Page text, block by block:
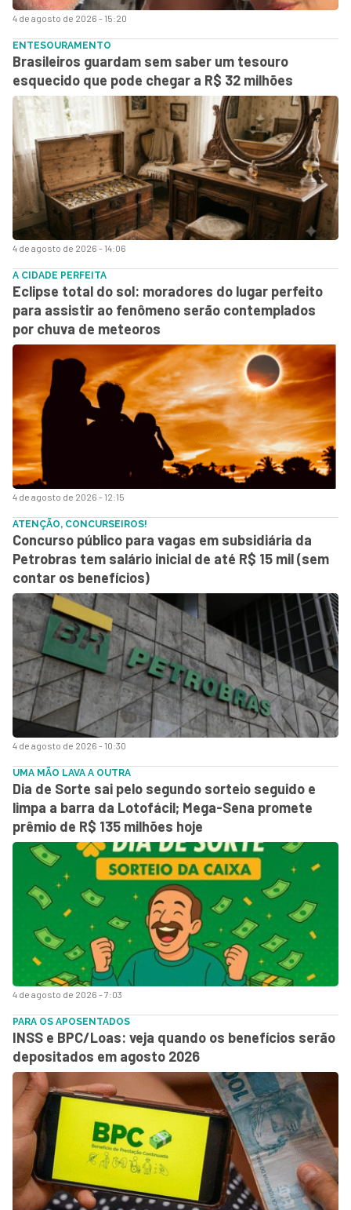
4 de agosto de 2026 - 15:20
4 de agosto de 2026 - 14:06
ENTESOURAMENTO
Brasileiros guardam sem saber um tesouro
esquecido que pode chegar a R$ 32 milhões
4 de agosto de 2026 - 12:15
A CIDADE PERFEITA
Eclipse total do sol: moradores do lugar perfeito
para assistir ao fenômeno serão contemplados
por chuva de meteoros
4 de agosto de 2026 - 10:30
ATENÇÃO, CONCURSEIROS!
Concurso público para vagas em subsidiária da
Petrobras tem salário inicial de até R$ 15 mil (sem
contar os benefícios)
4 de agosto de 2026 - 7:03
UMA MÃO LAVA A OUTRA
Dia de Sorte sai pelo segundo sorteio seguido e
limpa a barra da Lotofácil; Mega-Sena promete
prêmio de R$ 135 milhões hoje
PARA OS APOSENTADOS
INSS e BPC/Loas: veja quando os benefícios serão
depositados em agosto 2026